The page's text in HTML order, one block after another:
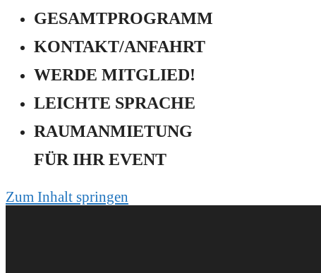
GESAMTPROGRAMM
KONTAKT/ANFAHRT
WERDE MITGLIED!
LEICHTE SPRACHE
RAUMANMIETUNG
FÜR IHR EVENT
Zum Inhalt springen